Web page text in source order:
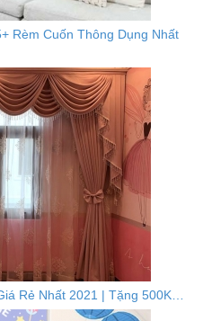
Rèm Cuốn Thông Dụng Nhất
Rẻ Nhất 2021 | Tặng 500K…